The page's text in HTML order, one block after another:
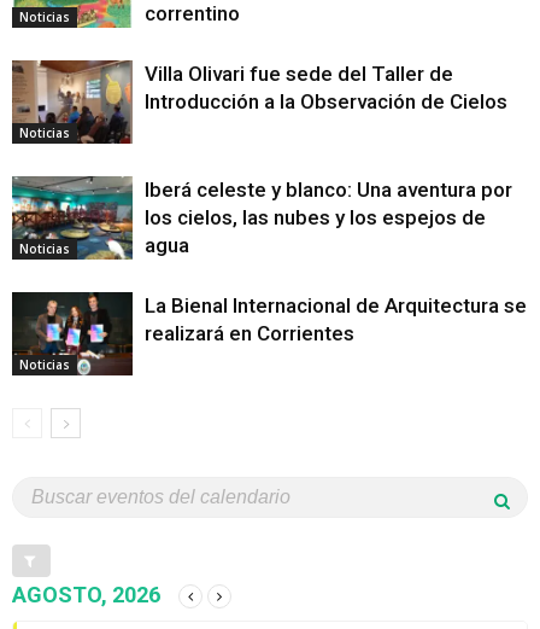
Noticias correntino
Noticias
Villa Olivari fue sede del Taller de
Introducción a la Observación de Cielos
Noticias
Iberá celeste y blanco: Una aventura por
los cielos, las nubes y los espejos de
agua
Noticias
La Bienal Internacional de Arquitectura se
realizará en Corrientes
AGOSTO, 2026